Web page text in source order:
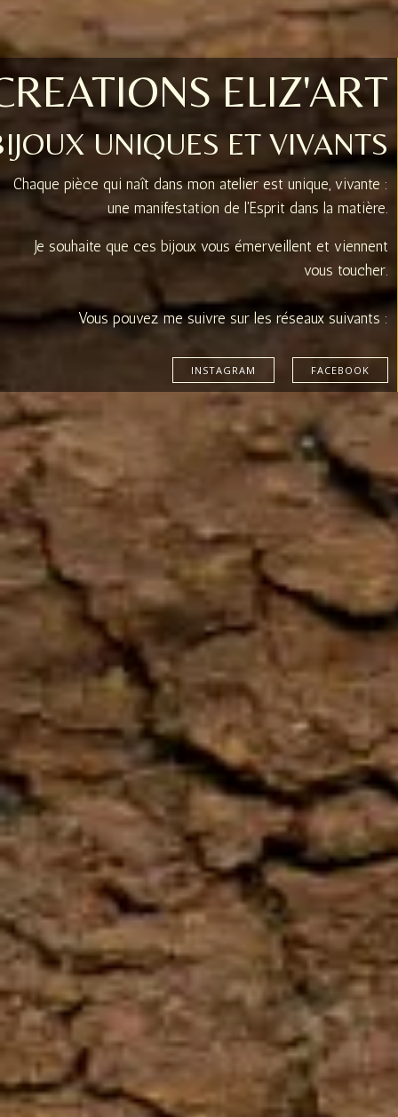
ELIZ'ART
UNIQUES ET VIVANTS
Chaque pièce qui naît dans mon atelier est unique, vivante :
une manifestation de l'Esprit dans la matière.
Je souhaite que ces bijoux vous émerveillent et viennent
vous toucher.
Vous pouvez me suivre sur les réseaux suivants :
INSTAGRAM FACEBOOK